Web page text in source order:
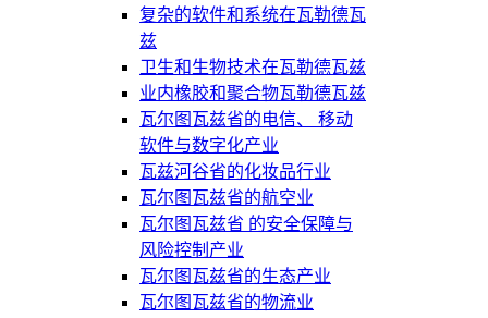
复杂的软件和系统在瓦勒德瓦
兹
卫生和生物技术在瓦勒德瓦兹
业内橡胶和聚合物瓦勒德瓦兹
瓦尔图瓦兹省的电信、 移动
软件与数字化产业
瓦兹河谷省的化妆品行业
瓦尔图瓦兹省的航空业
瓦尔图瓦兹省 的安全保障与
风险控制产业
瓦尔图瓦兹省的生态产业
瓦尔图瓦兹省的物流业